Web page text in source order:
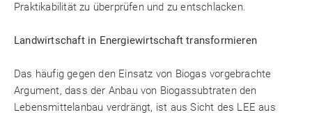
Praktikabilität zu überprüfen und zu entschlacken.
Landwirtschaft in Energiewirtschaft transformieren
Das häufig gegen den Einsatz von Biogas vorgebrachte
Argument, dass der Anbau von Biogassubtraten den
Lebensmittelanbau verdrängt, ist aus Sicht des LEE aus